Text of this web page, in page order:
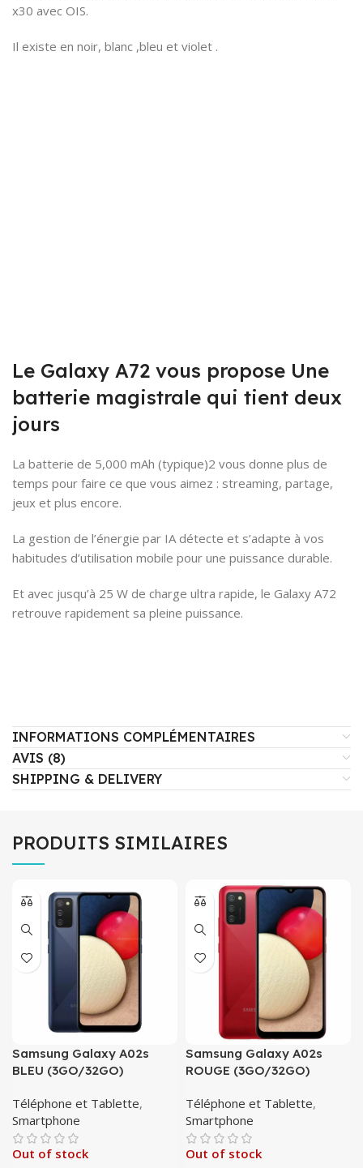
x30 avec OIS.
Il existe en noir, blanc ,bleu et violet .
Le Galaxy A72 vous propose Une
batterie magistrale qui tient deux
jours
La batterie de 5,000 mAh (typique)2 vous donne plus de
temps pour faire ce que vous aimez : streaming, partage,
jeux et plus encore.
La gestion de l’énergie par IA détecte et s’adapte à vos
habitudes d’utilisation mobile pour une puissance durable.
Et avec jusqu’à 25 W de charge ultra rapide, le Galaxy A72
retrouve rapidement sa pleine puissance.
INFORMATIONS COMPLÉMENTAIRES
AVIS (8)
SHIPPING & DELIVERY
PRODUITS SIMILAIRES
Samsung Galaxy A02s
BLEU (3GO/32GO)
Téléphone et Tablette,
Smartphone
Out of stock
Samsung Galaxy A02s
ROUGE (3GO/32GO)
Téléphone et Tablette,
Smartphone
Out of stock